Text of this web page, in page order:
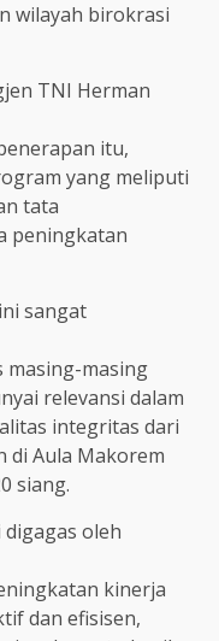
wilayah birokrasi
TNI Herman
itu,
yang meliputi
tata
peningkatan
sangat
masing-masing
relevansi dalam
integritas dari
di Aula Makorem
siang.
oleh
kinerja
dan efisisen,